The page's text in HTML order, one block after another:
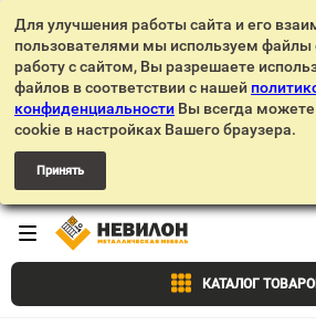
Для улучшения работы сайта и его
пользователями мы используем
работу с сайтом, Вы разрешаете
файлов в соответствии с нашей
конфиденциальности Вы всегда
cookie в настройках Вашего браузера.
Принять
КАТАЛОГ